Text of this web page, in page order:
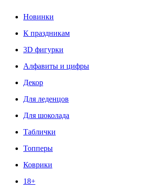
Новинки
К праздникам
3D фигурки
Алфавиты и цифры
Декор
Для леденцов
Для шоколада
Таблички
Топперы
Коврики
18+